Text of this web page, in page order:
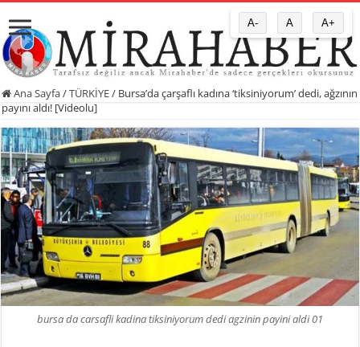
Ana Sayfa/TÜRKİYE/ Bursa’da çarşaflı kadına ‘tiksiniyorum’ dedi, ağzının
payını aldı! [Videolu]
bursa da carsafli kadina tiksiniyorum dedi agzinin payini aldi 01
A- A A+